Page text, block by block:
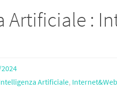
e
Artificiale :
Artificiale, Internet&Web